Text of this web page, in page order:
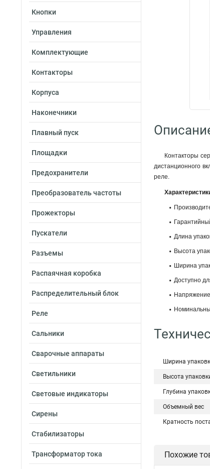
Кнопки
Управления
Комплектующие
Контакторы
Корпуса
Наконечники
Плавный пуск
Площадки
Предохранители
Преобразователь частоты
Прожекторы
Пускатели
Разъемы
Распаячная коробка
Распределительный блок
Реле
Сальники
Сварочные аппараты
Светильники
Световые индикаторы
Сирены
Стабилизаторы
Трансформатор тока
Контакторы
дистанционного
реле.
Длина
Высота
Ширина
Доступно
Ширина
Высота
Глубина
Объемный вес
Кратность
Похожие